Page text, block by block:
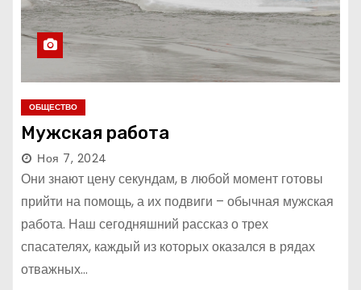
ОБЩЕСТВО
Мужская работа
Ноя 7, 2024
Они знают цену секундам, в любой момент готовы
прий­ти на помощь, а их подвиги – обычная мужская
работа. Наш сегодняшний рассказ о трех
спасателях, каждый из которых оказался в рядах
отважных…